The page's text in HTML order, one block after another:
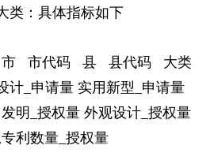
类：具体指标如下
市代码 县 县代码 大类
_申请量 实用新型_申请量
明_授权量 外观设计_授权量
利数量_授权量